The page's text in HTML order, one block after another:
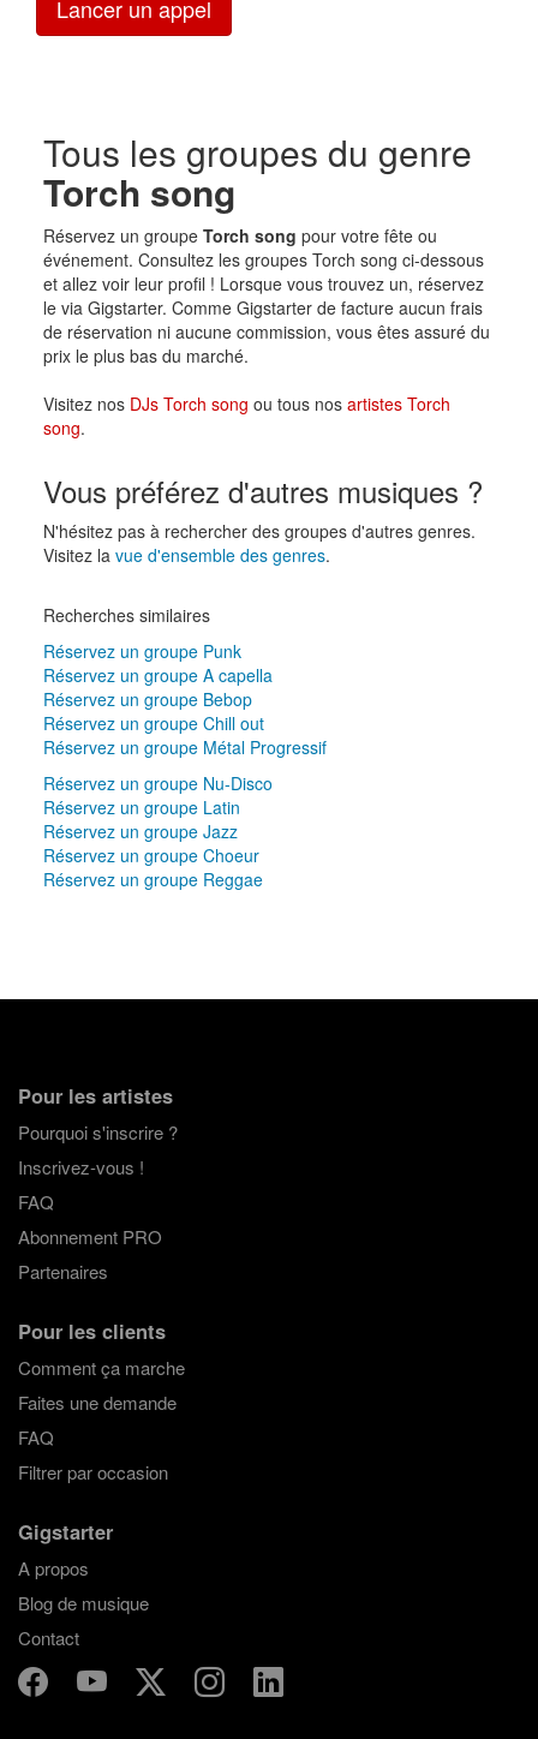
Lancer un appel
Tous les groupes du genre
Torch song
Réservez un groupe Torch song pour votre fête ou
événement. Consultez les groupes Torch song ci-dessous
et allez voir leur profil ! Lorsque vous trouvez un, réservez
le via Gigstarter. Comme Gigstarter de facture aucun frais
de réservation ni aucune commission, vous êtes assuré du
prix le plus bas du marché.
Visitez nos DJs Torch song ou tous nos artistes Torch
song.
Vous préférez d'autres musiques ?
N'hésitez pas à rechercher des groupes d'autres genres.
Visitez la vue d'ensemble des genres.
Recherches similaires
Réservez un groupe Punk
Réservez un groupe A capella
Réservez un groupe Bebop
Réservez un groupe Chill out
Réservez un groupe Métal Progressif
Réservez un groupe Nu-Disco
Réservez un groupe Latin
Réservez un groupe Jazz
Réservez un groupe Choeur
Réservez un groupe Reggae
Pour les artistes
Pourquoi s'inscrire ?
Inscrivez-vous !
FAQ
Abonnement PRO
Partenaires
Pour les clients
Comment ça marche
Faites une demande
FAQ
Filtrer par occasion
Gigstarter
A propos
Blog de musique
Contact